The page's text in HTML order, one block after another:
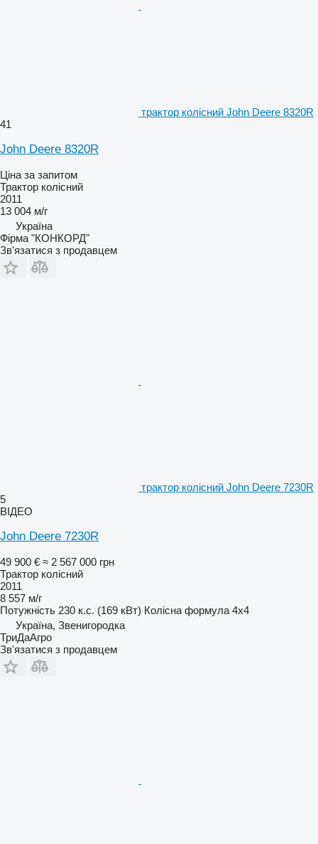
трактор колісний John Deere 8320R
41
John Deere 8320R
Ціна за запитом
Трактор колісний
2011
13 004 м/г
Україна
Фірма "КОНКОРД"
Зв'язатися з продавцем
трактор колісний John Deere 7230R
5
ВІДЕО
John Deere 7230R
49 900 € ≈ 2 567 000 грн
Трактор колісний
2011
8 557 м/г
Потужність 230 к.с. (169 кВт) Колісна формула 4x4
Україна, Звенигородка
ТриДаАгро
Зв'язатися з продавцем